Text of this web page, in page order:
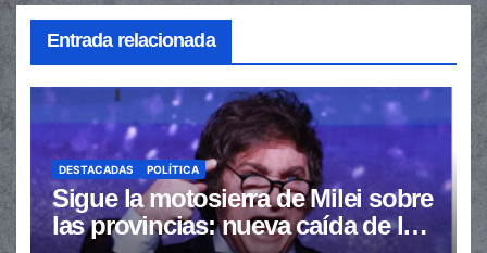
Entrada relacionada
DESTACADAS POLÍTICA
Sigue la motosierra de Milei sobre
las provincias: nueva caída de las